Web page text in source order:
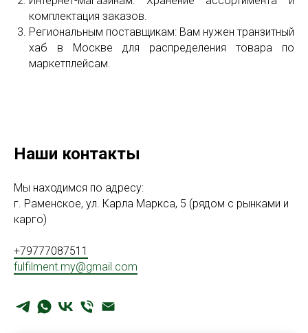
комплектация заказов.
Региональным поставщикам: Вам нужен транзитный
хаб в Москве для распределения товара по
маркетплейсам.
Наши контакты
Мы находимся по адресу:
г. Раменское, ул. Карла Маркса, 5 (рядом с рынками и
карго)
+79777087511
fulfilment.my@gmail.com